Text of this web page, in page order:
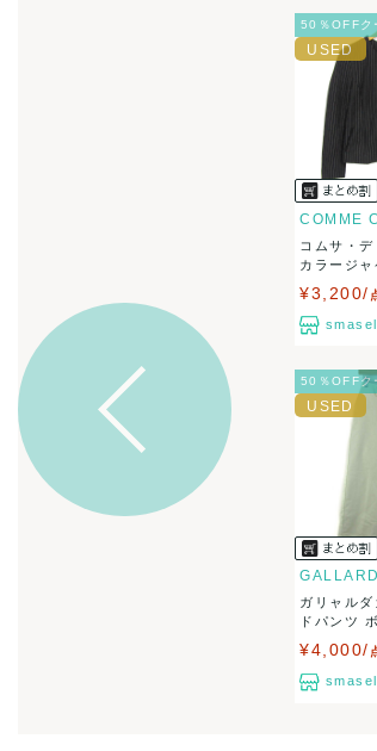
50％OFFク
コムサ・
カラージャ
¥3,200/
50％OFFク
ガリャル
ドパンツ
¥4,000/